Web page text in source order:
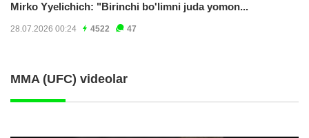
Mirko Yyelichich: "Birinchi bo'limni juda yomon...
28.07.2026 00:24 4522 47
MMA (UFC) videolar